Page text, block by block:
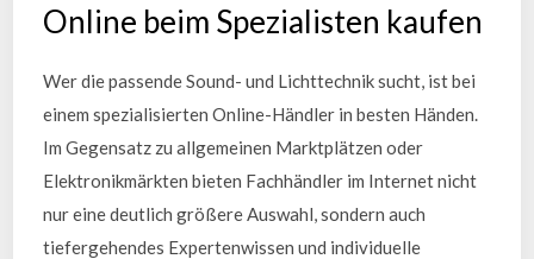
Online beim Spezialisten kaufen
Wer die passende Sound- und Lichttechnik sucht, ist bei
einem spezialisierten Online-Händler in besten Händen.
Im Gegensatz zu allgemeinen Marktplätzen oder
Elektronikmärkten bieten Fachhändler im Internet nicht
nur eine deutlich größere Auswahl, sondern auch
tiefergehendes Expertenwissen und individuelle